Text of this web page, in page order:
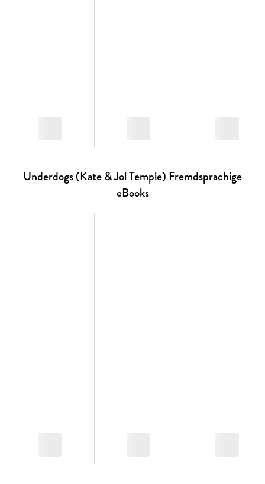
Underdogs (Kate & Jol Temple) Fremdsprachige
eBooks